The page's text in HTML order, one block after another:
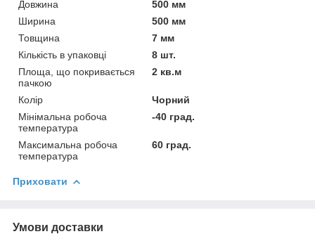
Довжина
500 мм
Ширина
500 мм
Товщина
7 мм
Кількість в упаковці
8 шт.
Площа, що покривається
пачкою
2 кв.м
Колір
Чорний
Мінімальна робоча
температура
-40 град.
Максимальна робоча
температура
60 град.
Приховати
Умови доставки